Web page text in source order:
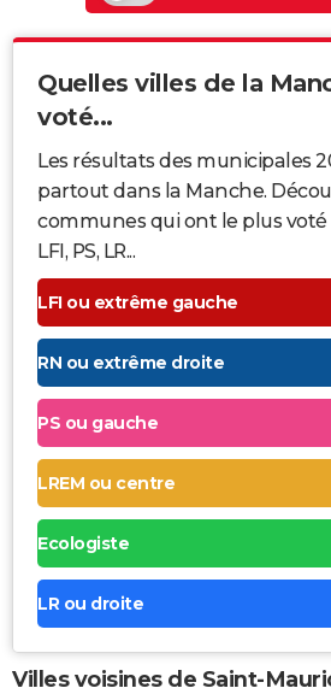
Quelles villes de la
voté...
Les résultats des municipales
partout dans la Manche.
communes qui ont le plus voté
LFI, PS, LR...
LFI ou extrême gauche
RN ou extrême droite
PS ou gauche
LREM ou centre
Ecologiste
LR ou droite
Villes voisines de Saint-